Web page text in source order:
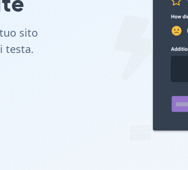
sito
testa.